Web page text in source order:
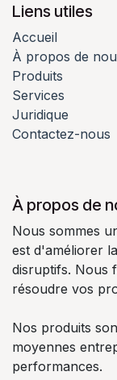
Liens utiles
Accueil
À propos de
Produits
Services
Juridique
Contactez-nous
À propos de
Nous sommes
est d'améliorer
disruptifs. Nous
résoudre vos
Nos produits
moyennes
performances.